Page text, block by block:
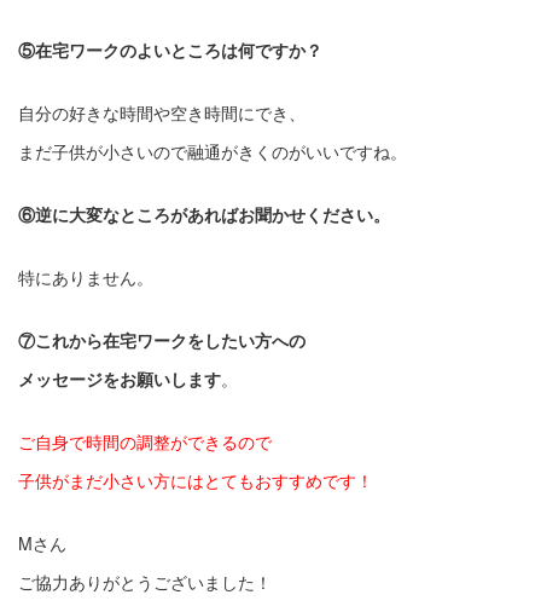
⑤在宅ワークのよいところは何ですか？
自分の好きな時間や空き時間にでき、
まだ子供が小さいので融通がきくのがいいですね。
⑥逆に大変なところがあればお聞かせください。
特にありません。
⑦これから在宅ワークをしたい方への
メッセージをお願いします。
ご自身で時間の調整ができるので
子供がまだ小さい方にはとてもおすすめです！
Mさん
ご協力ありがとうございました！